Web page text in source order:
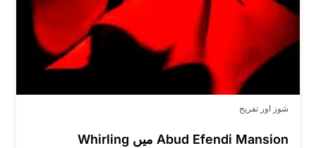
شوز اور تفریح
Abud Efendi Mansion میں Whirling